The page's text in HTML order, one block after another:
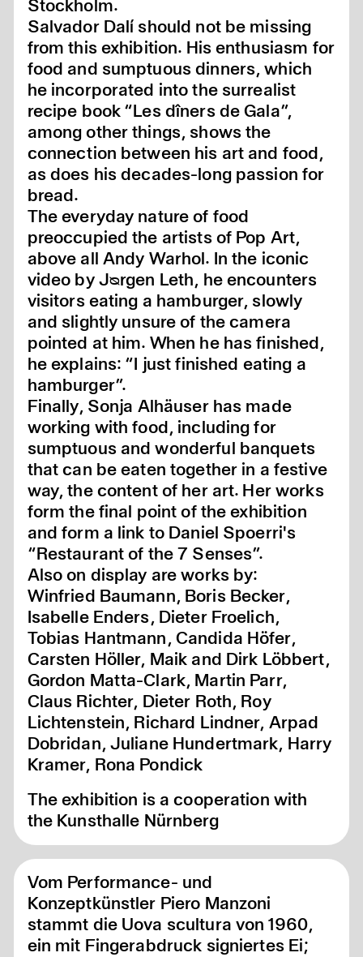
Stockholm.
Salvador Dalí should not be missing
from this exhibition. His enthusiasm for
food and sumptuous dinners, which
he incorporated into the surrealist
recipe book “Les dîners de Gala”,
among other things, shows the
connection between his art and food,
as does his decades-long passion for
bread.
The everyday nature of food
preoccupied the artists of Pop Art,
above all Andy Warhol. In the iconic
video by Jᴓrgen Leth, he encounters
visitors eating a hamburger, slowly
and slightly unsure of the camera
pointed at him. When he has finished,
he explains: “I just finished eating a
hamburger”.
Finally, Sonja Alhäuser has made
working with food, including for
sumptuous and wonderful banquets
that can be eaten together in a festive
way, the content of her art. Her works
form the final point of the exhibition
and form a link to Daniel Spoerri's
“Restaurant of the 7 Senses”.
Also on display are works by:
Winfried Baumann, Boris Becker,
Isabelle Enders, Dieter Froelich,
Tobias Hantmann, Candida Höfer,
Carsten Höller, Maik and Dirk Löbbert,
Gordon Matta-Clark, Martin Parr,
Claus Richter, Dieter Roth, Roy
Lichtenstein, Richard Lindner, Arpad
Dobridan, Juliane Hundertmark, Harry
Kramer, Rona Pondick
The exhibition is a cooperation with
the Kunsthalle Nürnberg
Vom Performance- und
Konzeptkünstler Piero Manzoni
stammt die Uova scultura von 1960,
ein mit Fingerabdruck signiertes Ei;